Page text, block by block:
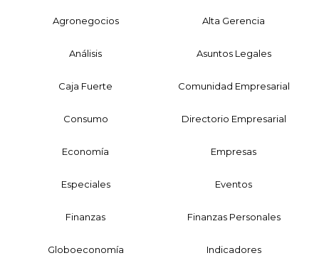
Agronegocios Alta Gerencia
Análisis Asuntos Legales
Caja Fuerte Comunidad Empresarial
Consumo Directorio Empresarial
Economía Empresas
Especiales Eventos
Finanzas Finanzas Personales
Globoeconomía Indicadores